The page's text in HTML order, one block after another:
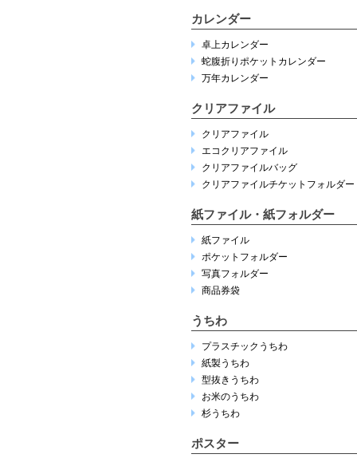
カレンダー
卓上カレンダー
蛇腹折りポケットカレンダー
万年カレンダー
クリアファイル
クリアファイル
エコクリアファイル
クリアファイルバッグ
クリアファイルチケットフォルダー
紙ファイル・紙フォルダー
紙ファイル
ポケットフォルダー
写真フォルダー
商品券袋
うちわ
プラスチックうちわ
紙製うちわ
型抜きうちわ
お米のうちわ
杉うちわ
ポスター